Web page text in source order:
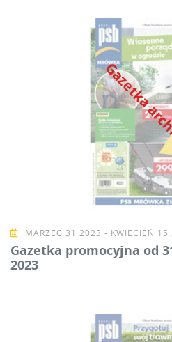
Gazetka
MARZEC 31 2023 - KWIECIEŃ 15
Gazetka promocyjna od
2023